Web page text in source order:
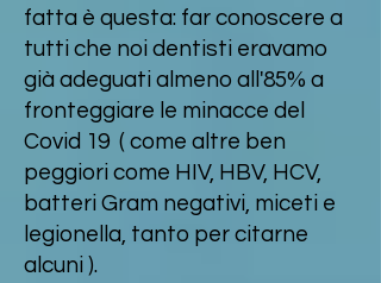
fatta è questa: far conoscere a
tutti che noi dentisti eravamo
già adeguati almeno all'85% a
fronteggiare le minacce del
Covid 19 ( come altre ben
peggiori come HIV, HBV, HCV,
batteri Gram negativi, miceti e
legionella, tanto per citarne
alcuni ).